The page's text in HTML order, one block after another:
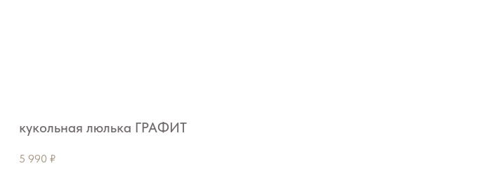
кукольная люлька ГРАФИТ
5 990 ₽